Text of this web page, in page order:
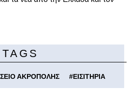
TAGS
ΑΚΡΟΠΟΛΗΣ #ΕΙΣΙΤΗΡΙΑ